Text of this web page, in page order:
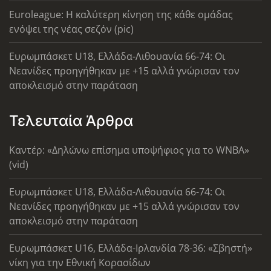
Euroleague: Η καλύτερη κίνηση της κάθε ομάδας
ενόψει της νέας σεζόν (pic)
Ευρωμπάσκετ U18, Ελλάδα-Λιθουανία 66-74: Οι
Νεανίδες προηγήθηκαν με +15 αλλά γνώρισαν τον
αποκλεισμό στην παράταση
Τελευταία Άρθρα
Καντέρ: «Δηλώνω επίσημα υποψήφιος για το WNBA»
(vid)
Ευρωμπάσκετ U18, Ελλάδα-Λιθουανία 66-74: Οι
Νεανίδες προηγήθηκαν με +15 αλλά γνώρισαν τον
αποκλεισμό στην παράταση
Ευρωμπάσκετ U16, Ελλάδα-Ιρλανδία 78-36: «Σβηστή»
νίκη για την Εθνική Κορασίδων